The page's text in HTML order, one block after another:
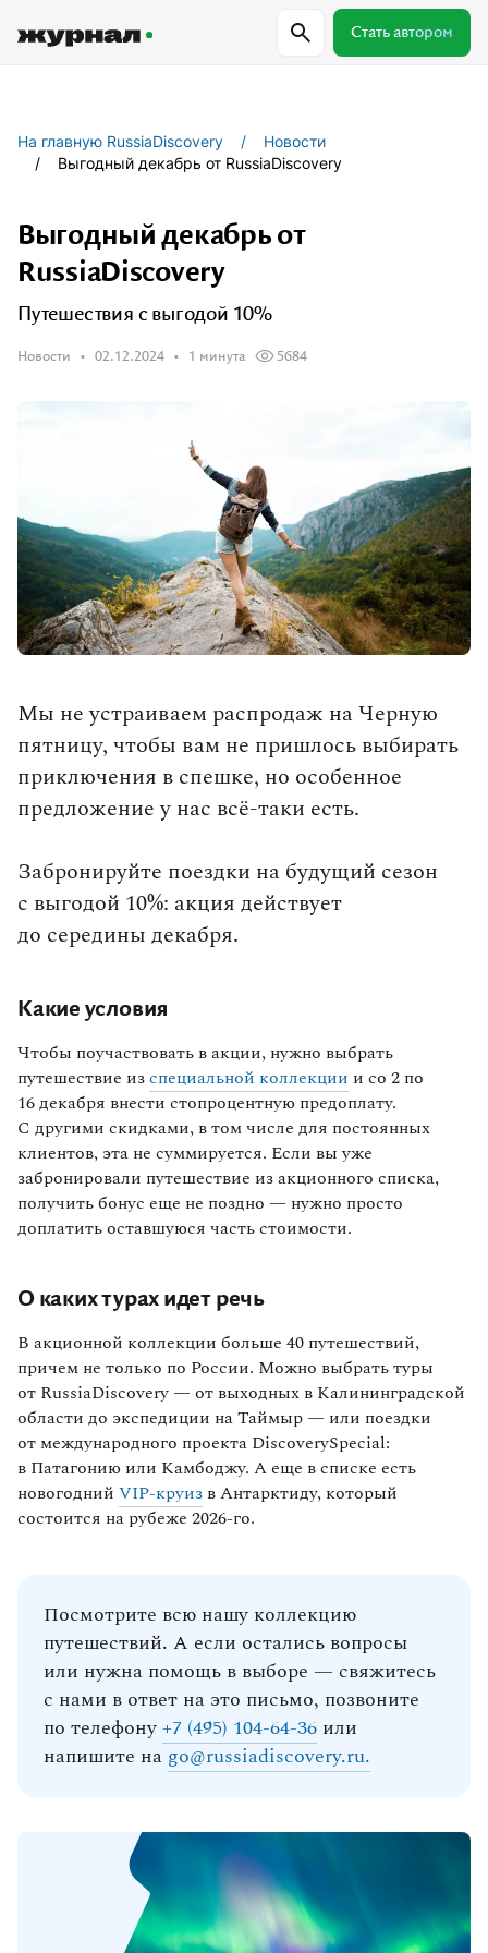
Стать автором
Журнал RussiaDiscovery
перестала быть Terra Incognita.
Авторы
Сотрудничаем с мастерами слова,
влюбленными в путешествия.
Выбрать тур
На главную RussiaDiscovery
Новости
Выгодный декабрь от RussiaDiscovery
Выгодный декабрь от
RussiaDiscovery
Путешествия с выгодой 10%
Новости 02.12.2024 1 минута 5684
Мы не устраиваем распродаж на Черную
пятницу, чтобы вам не пришлось выбирать
приключения в спешке, но особенное
предложение у нас всё-таки есть.
Забронируйте поездки на будущий сезон
с выгодой 10%: акция действует
до середины декабря.
Какие условия
Чтобы поучаствовать в акции, нужно выбрать
путешествие изспециальной коллекции и со 2 по
16 декабря внести стопроцентную предоплату.
С другими скидками, в том числе для постоянных
клиентов, эта не суммируется. Если вы уже
забронировали путешествие из акционного списка,
получить бонус еще не поздно — нужно просто
доплатить оставшуюся часть стоимости.
О каких турах идет речь
В акционной коллекции больше 40 путешествий,
причем не только по России. Можно выбрать туры
от RussiaDiscovery — от выходных в Калининградской
области до экспедиции на Таймыр — или поездки
от международного проекта DiscoverySpecial:
в Патагонию или Камбоджу. А еще в списке есть
новогодний VIP-круиз в Антарктиду, который
состоится на рубеже 2026-го.
Посмотрите всю нашу коллекцию
путешествий. А если остались вопросы
или нужна помощь в выборе — свяжитесь
с нами в ответ на это письмо, позвоните
по телефону+7 (495) 104-64-36 или
напишите на go@russiadiscovery.ru.